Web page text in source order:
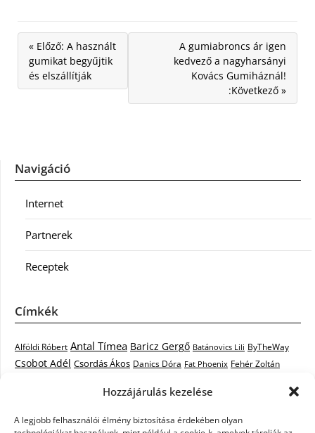
Hozzájárulás kezelése
A legjobb felhasználói élmény biztosítása érdekében olyan
« Előző: A használt
gumikat begyűjtik
és elszállítják
A gumiabroncs ár igen
kedvező a nagyharsányi
Kovács Gumiháznál!
:Következő »
Navigáció
Internet
Partnerek
Receptek
Címkék
Alföldi Róbert Antal Tímea Baricz Gergő Batánovics Lili ByTheWay
Csobot Adél Csordás Ákos Danics Dóra Fat Phoenix Fehér Zoltán
Kovács László Stone
Krasznai Tünde Like LiL C. Malek Miklós mentor Muri Enikő